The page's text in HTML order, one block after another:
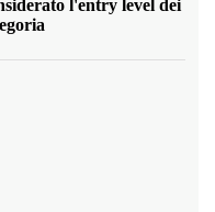
l'entry level dei